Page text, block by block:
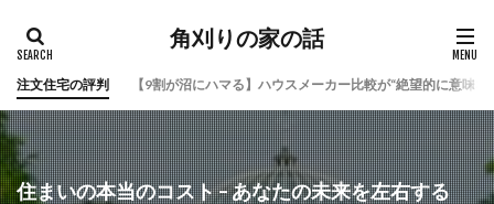
角刈りの家の話
注文住宅の評判 【9割が沼にハマる】ハウスメーカー比較が“絶望的に意味
住まいの本当のコスト – あなたの未来を左右する